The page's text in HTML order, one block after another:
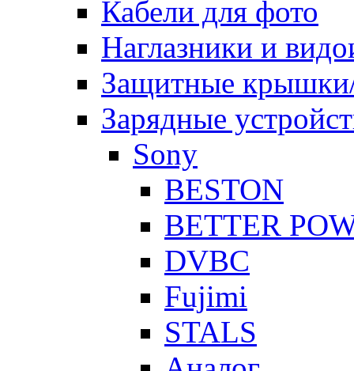
Кабели для фото
Наглазники и
Защитные
Зарядные
Sony
BESTON
BETTER
DVBC
Fujimi
STALS